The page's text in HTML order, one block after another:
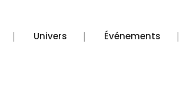
Univers Événements
de CHIFOUMI